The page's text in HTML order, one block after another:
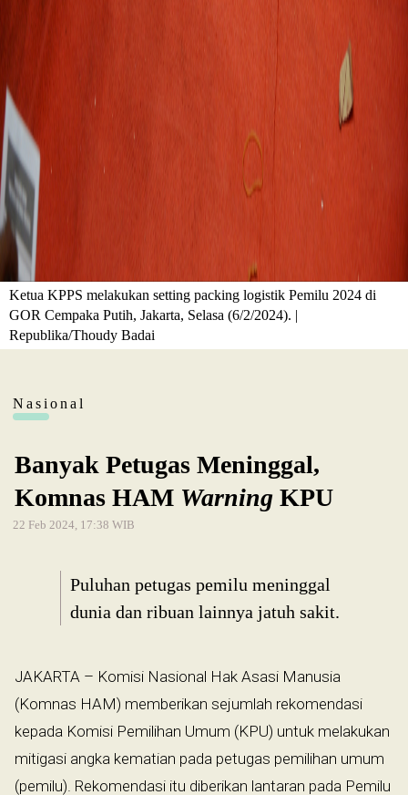
Ketua KPPS melakukan setting packing logistik Pemilu 2024 di
GOR Cempaka Putih, Jakarta, Selasa (6/2/2024). |
Republika/Thoudy Badai
Nasional
Banyak Petugas Meninggal,
Komnas HAM Warning KPU
22 Feb 2024, 17:38 WIB
Puluhan petugas pemilu meninggal
dunia dan ribuan lainnya jatuh sakit.
JAKARTA – Komisi Nasional Hak Asasi Manusia
(Komnas HAM) memberikan sejumlah rekomendasi
kepada Komisi Pemilihan Umum (KPU) untuk melakukan
mitigasi angka kematian pada petugas pemilihan umum
(pemilu). Rekomendasi itu diberikan lantaran pada Pemilu